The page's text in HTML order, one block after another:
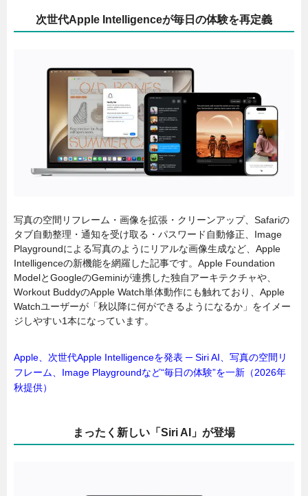
次世代Apple Intelligenceが毎日の体験を再定義
写真の空間リフレーム・画像を拡張・クリーンアップ、Safariの
タブ自動整理・通知を受け取る・パスワード自動修正、Image
Playgroundによる写真のようにリアルな画像生成など、Apple
Intelligenceの新機能を網羅した記事です。Apple Foundation
ModelとGoogleのGeminiが連携した独自アーキテクチャや、
Workout BuddyのApple Watch単体動作にも触れており、Apple
Watchユーザーが「秋以降に何ができるようになるか」をイメー
ジしやすい1本になっています。
Apple、次世代Apple Intelligenceを発表 ─ Siri AI、写真の空間リ
フレーム、Image Playgroundなど“毎日の体験”を一新（2026年
秋提供）
まったく新しい「Siri AI」が登場